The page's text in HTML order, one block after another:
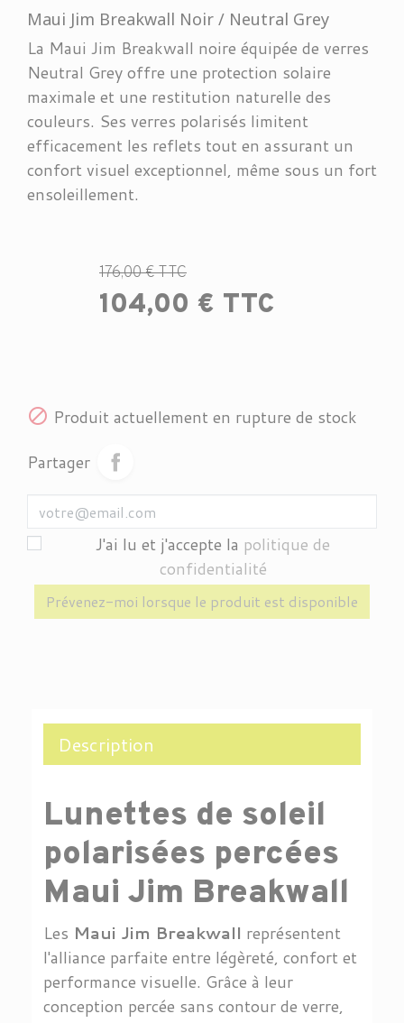
Maui Jim Breakwall Noir / Neutral Grey
La Maui Jim Breakwall noire équipée de verres
Neutral Grey offre une protection solaire
maximale et une restitution naturelle des
couleurs. Ses verres polarisés limitent
efficacement les reflets tout en assurant un
confort visuel exceptionnel, même sous un fort
ensoleillement.
176,00 € TTC
104,00 € TTC
 Produit actuellement en rupture de stock
Partager
J'ai lu et j'accepte la politique de
confidentialité
Prévenez-moi lorsque le produit est disponible
Description
Lunettes de soleil
polarisées percées
Maui Jim Breakwall
Les Maui Jim Breakwall représentent
l'alliance parfaite entre légèreté, confort et
performance visuelle. Grâce à leur
conception percée sans contour de verre,